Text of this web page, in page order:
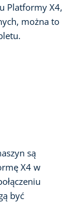
Platformy X4,
można to
są
X4 w
być